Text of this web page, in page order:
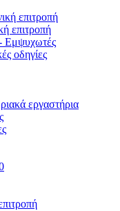
επιτροπή
επιτροπή
Εμψυχωτές
οδηγίες
εργαστήρια